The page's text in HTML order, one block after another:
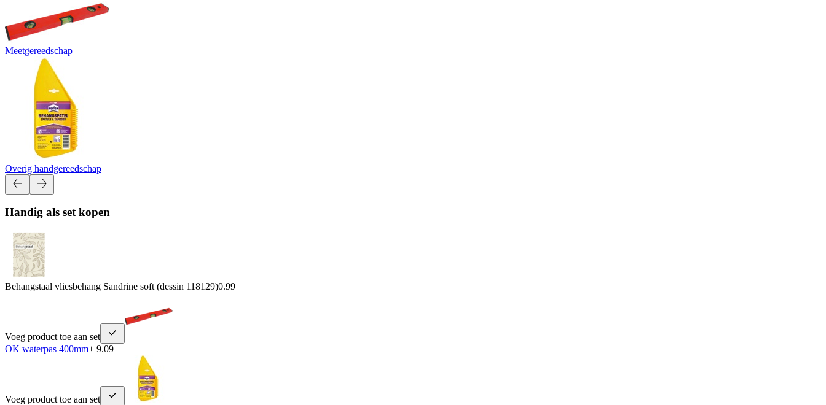
Meetgereedschap
Overig handgereedschap
Handig als set kopen
Behangstaal vliesbehang Sandrine soft (dessin 118129)0.99
Voeg product toe aan set
OK waterpas 400mm+ 9.09
Voeg product toe aan set